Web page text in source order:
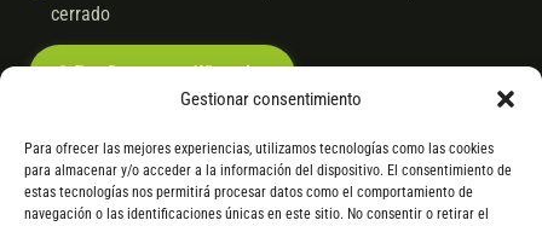
Gestionar consentimiento
Para ofrecer las mejores experiencias, utilizamos tecnologías como las cookies
para almacenar y/o acceder a la información del dispositivo. El consentimiento de
estas tecnologías nos permitirá procesar datos como el comportamiento de
navegación o las identificaciones únicas en este sitio. No consentir o retirar el
cerrado
© 2026 Ebike.esAviso legal Política de cookies
VISA Mastercard Transferencia Cofidis